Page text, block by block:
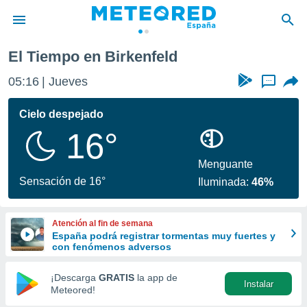
de
por
se
calidad.
a este
las
y
forma
digital
basada
El Tiempo en Birkenfeld
05:16 Jueves ...
Cielo despejado
16°
Sensación de 16°
Menguante
Iluminada:46%
Atención al fin de semana
España podrá registrar tormentas muy fuertes y
con fenómenos adversos
¡Descarga GRATIS la app de
Meteored!
Instalar